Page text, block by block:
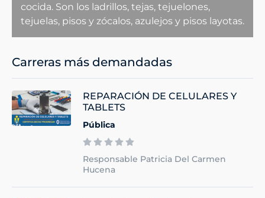
cocida. Son los ladrillos, tejas, tejuelones,
tejuelas, pisos y zócalos, azulejos y pisos layotas.
Carreras más demandadas
REPARACIÓN DE CELULARES Y
TABLETS
Pública
Responsable Patricia Del Carmen
Hucena